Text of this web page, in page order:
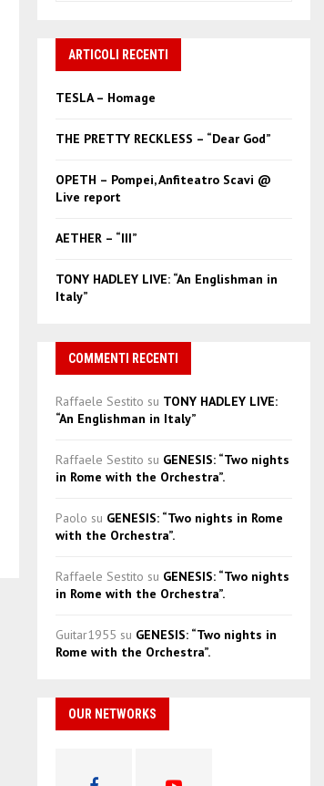
h
f
ARTICOLI RECENTI
TESLA – Homage
THE PRETTY RECKLESS – “Dear God”
OPETH – Pompei, Anfiteatro Scavi @
Live report
AETHER – “III”
TONY HADLEY LIVE: “An Englishman in
Italy”
COMMENTI RECENTI
Raffaele Sestito su TONY HADLEY LIVE:
“An Englishman in Italy”
Raffaele Sestito su GENESIS: “Two nights
in Rome with the Orchestra”.
Paolo su GENESIS: “Two nights in Rome
with the Orchestra”.
Raffaele Sestito su GENESIS: “Two nights
in Rome with the Orchestra”.
Guitar1955 su GENESIS: “Two nights in
Rome with the Orchestra”.
OUR NETWORKS